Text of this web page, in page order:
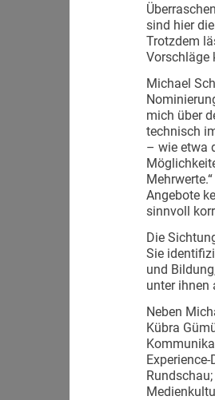
sind hier
Trotzdem
Vorschläge
Michael
mich über
technisch
– wie etwa
Angebote
sinnvoll
Die
Sie
und
unter ihnen
Neben
Kübra